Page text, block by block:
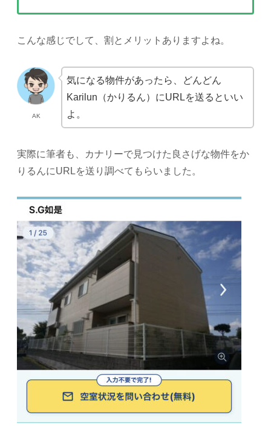
こんな感じでして、割とメリットありますよね。
AK
気になる物件があったら、どんどん
Karilun（かりるん）にURLを送るといい
よ。
実際に筆者も、カナリーで見つけた良さげな物件をか
りるんにURLを送り調べてもらいました。